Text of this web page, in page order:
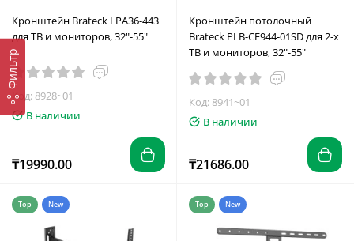
Фильтр
Кронштейн Brateck LPA36-443
для ТВ и мониторов, 32"-55"
Код: 8928~01
В наличии
₸19990.00
Кронштейн потолочный
Brateck PLB-CE944-01SD для 2-х
ТВ и мониторов, 32"-55"
Код: 8941~01
В наличии
₸21686.00
Top New Top New